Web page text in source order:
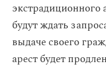
экстрадиционного
будут ждать
выдаче своего
арест будет